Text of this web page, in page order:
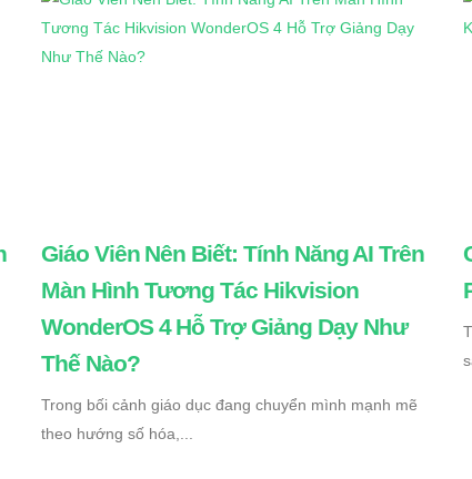
Giáo Viên Nên Biết: Tính Năng AI Trên
Màn Hình Tương Tác Hikvision
WonderOS 4 Hỗ Trợ Giảng Dạy Như
Thế Nào?
Trong bối cảnh giáo dục đang chuyển mình mạnh mẽ
theo hướng số hóa,...